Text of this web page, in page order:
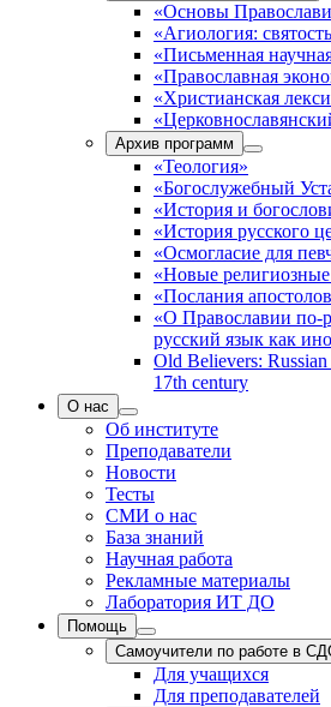
«Основы
«Агиология:
«Письменная
«Православная
«Христианская
Архив программ
«Теология»
«Богослужебный
«История и
«История русского
«Осмогласие для
«Новые
«Послания
«О Православии по-
русский язык как
Old Believers:
17th century
О нас
Об институте
Преподаватели
Новости
Тесты
СМИ о нас
База знаний
Научная работа
Рекламные материалы
Лаборатория ИТ ДО
Помощь
Самоучители по работе в
Для учащихся
Для преподавателей